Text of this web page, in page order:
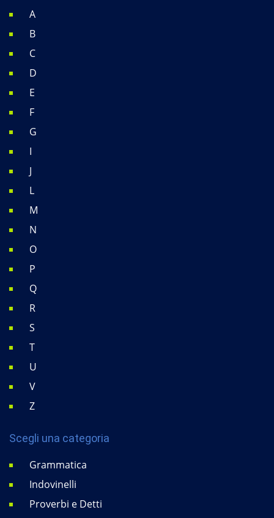
A
B
C
D
E
F
G
I
J
L
M
N
O
P
Q
R
S
T
U
V
Z
Scegli una categoria
Grammatica
Indovinelli
Proverbi e Detti